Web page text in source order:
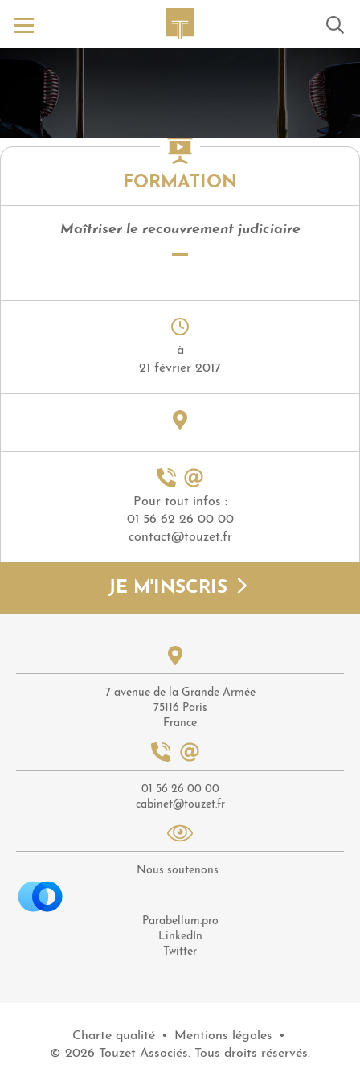
FORMATION
Maîtriser le recouvrement judiciaire
à
21 février 2017
Pour tout infos :
01 56 62 26 00 00
contact@touzet.fr
JE M'INSCRIS
7 avenue de la Grande Armée
75116 Paris
France
01 56 26 00 00
cabinet@touzet.fr
Nous soutenons :
Parabellum.pro
LinkedIn
Twitter
Charte qualité • Mentions légales
•
© 2026 Touzet Associés. Tous droits réservés.